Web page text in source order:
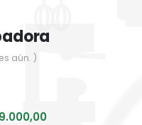
aún. )